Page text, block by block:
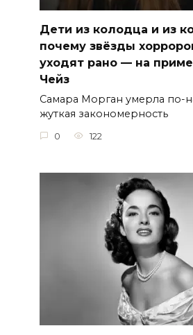
Дети из колодца и из
почему звёзды
уходят рано — на
Чейз
Самара Морган умерла по-
жуткая закономерность
0 122